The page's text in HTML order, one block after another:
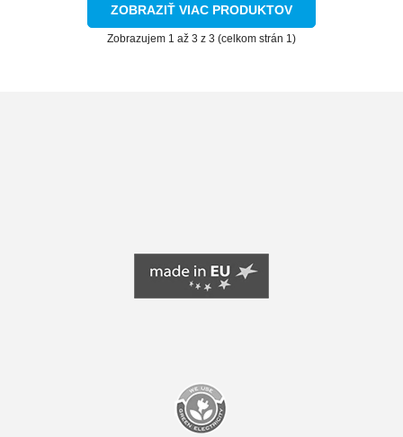
ZOBRAZIŤ VIAC PRODUKTOV
Zobrazujem 1 až 3 z 3 (celkom strán 1)